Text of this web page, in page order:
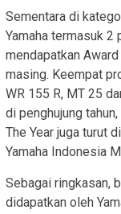
Sementara di
Yamaha termasuk 2
mendapatkan
masing. Keempat
WR 155 R, MT 25
di penghujung
The Year juga turut
Yamaha Indonesia
Sebagai ringkasan,
didapatkan oleh